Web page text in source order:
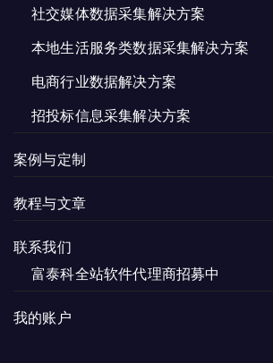
社交媒体数据采集解决方案
本地生活服务类数据采集解决方案
电商行业数据解决方案
招投标信息采集解决方案
案例与定制
教程与文章
联系我们
富泰科全站软件代理商招募中
我的账户